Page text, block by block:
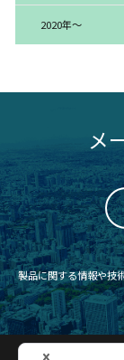
2020年～
メ
製品に関する情報や技